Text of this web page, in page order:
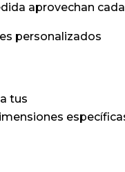
aprovechan
tus